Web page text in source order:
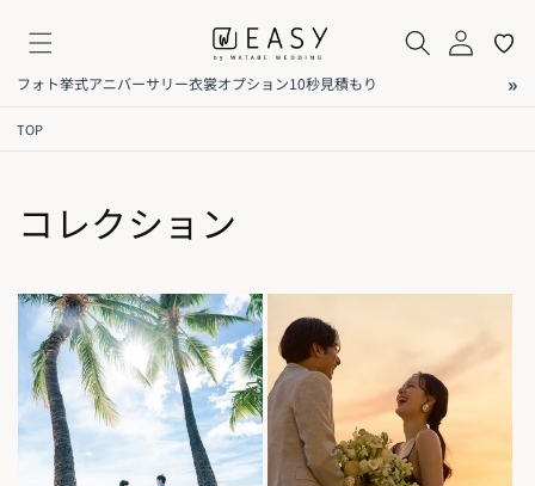
ンツに
進む
ペ
に
フォト挙式アニバーサリー衣裳オプション10秒見積もり »
TOP
コレクション